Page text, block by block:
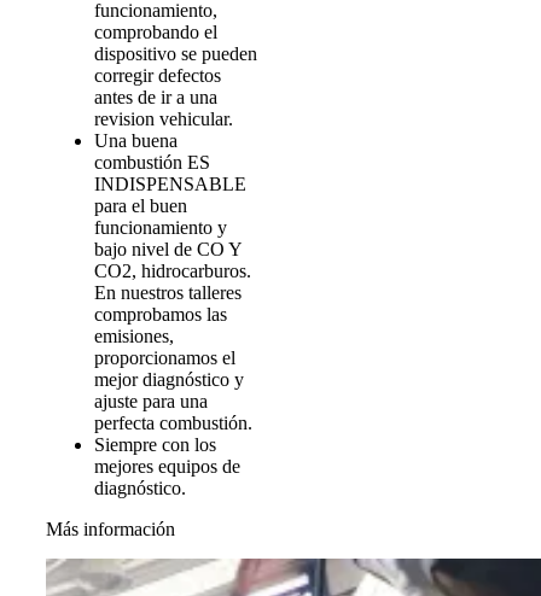
funcionamiento,
comprobando el
dispositivo se pueden
corregir defectos
antes de ir a una
revision vehicular.
Una buena
combustión ES
INDISPENSABLE
para el buen
funcionamiento y
bajo nivel de CO Y
CO2, hidrocarburos.
En nuestros talleres
comprobamos las
emisiones,
proporcionamos el
mejor diagnóstico y
ajuste para una
perfecta combustión.
Siempre con los
mejores equipos de
diagnóstico.
Más información